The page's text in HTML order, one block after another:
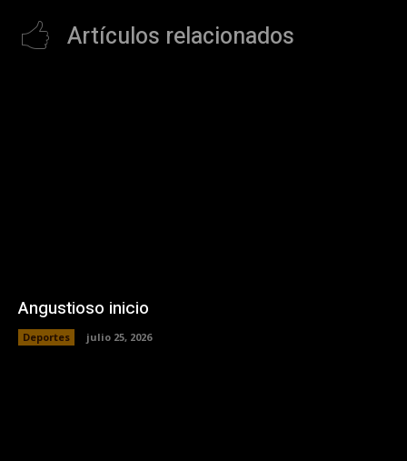
Artículos relacionados
Angustioso inicio
Deportes julio 25, 2026